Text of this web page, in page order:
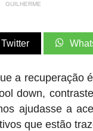
GUILHERME
Twitter
a recuperação
down,
ajudasse a
que estão